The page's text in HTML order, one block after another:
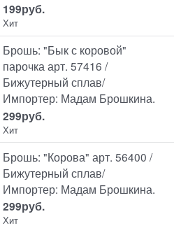
199руб.
Хит
Брошь: "Бык с коровой"
парочка арт. 57416 /
Бижутерный сплав/
Импортер: Мадам Брошкина.
299руб.
Хит
Брошь: "Корова" арт. 56400 /
Бижутерный сплав/
Импортер: Мадам Брошкина.
299руб.
Хит